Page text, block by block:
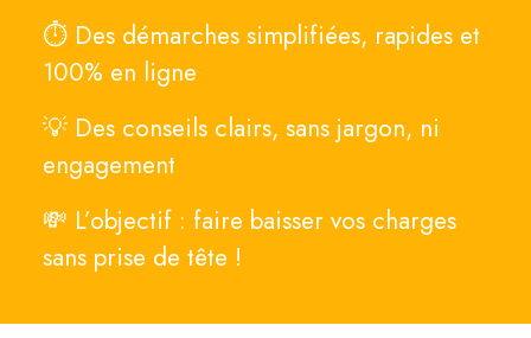
⏱ Des démarches simplifiées, rapides et
100% en ligne
💡 Des conseils clairs, sans jargon, ni
engagement
💸 L’objectif : faire baisser vos charges
sans prise de tête !